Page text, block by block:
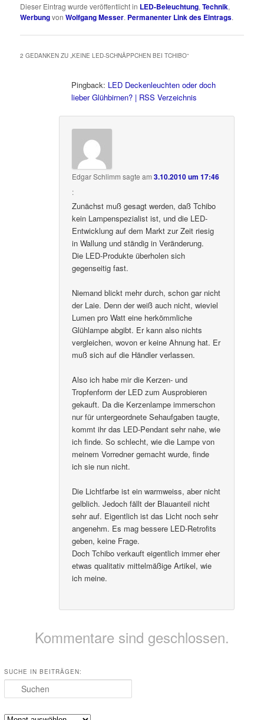
Dieser Eintrag wurde veröffentlicht in LED-Beleuchtung,Technik,
WerbungvonWolfgang Messer. Permanenter Link des Eintrags.
2 GEDANKEN ZU „KEINE LED-SCHNÄPPCHEN BEI TCHIBO“
Pingback: LED Deckenleuchten oder doch
lieber Glühbirnen? | RSS Verzeichnis
Edgar Schlimm sagte am3.10.2010 um 17:46
:
Zunächst muß gesagt werden, daß Tchibo
kein Lampenspezialist ist, und die LED-
Entwicklung auf dem Markt zur Zeit riesig
in Wallung und ständig in Veränderung.
Die LED-Produkte überholen sich
gegenseitig fast.
Niemand blickt mehr durch, schon gar nicht
der Laie. Denn der weiß auch nicht, wieviel
Lumen pro Watt eine herkömmliche
Glühlampe abgibt. Er kann also nichts
vergleichen, wovon er keine Ahnung hat. Er
muß sich auf die Händler verlassen.
Also ich habe mir die Kerzen- und
Tropfenform der LED zum Ausprobieren
gekauft. Da die Kerzenlampe immerschon
nur für untergeordnete Sehaufgaben taugte,
kommt ihr das LED-Pendant sehr nahe, wie
ich finde. So schlecht, wie die Lampe von
meinem Vorredner gemacht wurde, finde
ich sie nun nicht.
Die Lichtfarbe ist ein warmweiss, aber nicht
gelblich. Jedoch fällt der Blauanteil nicht
sehr auf. Eigentlich ist das Licht noch sehr
angenehm. Es mag bessere LED-Retrofits
geben, keine Frage.
Doch Tchibo verkauft eigentlich immer eher
etwas qualitativ mittelmäßige Artikel, wie
ich meine.
Kommentare sind geschlossen.
SUCHE IN BEITRÄGEN:
Suchen